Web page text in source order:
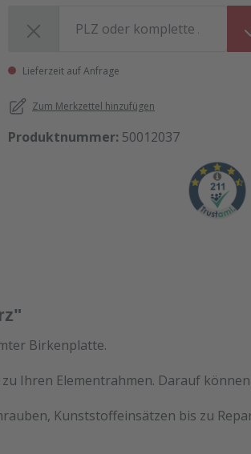
Lieferzeit auf Anfrage
Zum Merkzettel hinzufügen
Produktnummer: 50012037
Birkenplatte.
Ihren Elementrahmen. Darauf können
Kunststoffeinsätzen bis zu